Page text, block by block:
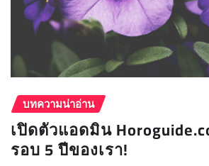
5 ปีของเว็บไซต์ Horo…
READ MORE